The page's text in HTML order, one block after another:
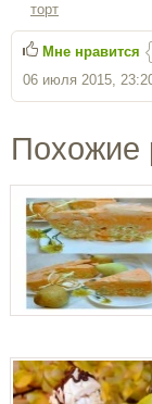
торт
06 июля 2015,
Мне нравится
Похожие